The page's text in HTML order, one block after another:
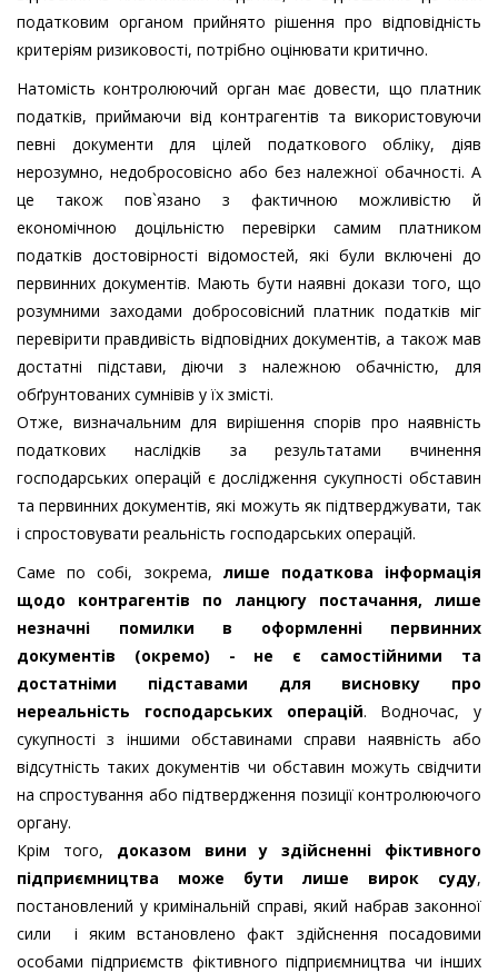
податковим органом прийнято рішення про відповідність
критеріям ризиковості, потрібно оцінювати критично.
Натомість контролюючий орган має довести, що платник
податків, приймаючи від контрагентів та використовуючи
певні документи для цілей податкового обліку, діяв
нерозумно, недобросовісно або без належної обачності. А
це також пов`язано з фактичною можливістю й
економічною доцільністю перевірки самим платником
податків достовірності відомостей, які були включені до
первинних документів. Мають бути наявні докази того, що
розумними заходами добросовісний платник податків міг
перевірити правдивість відповідних документів, а також мав
достатні підстави, діючи з належною обачністю, для
обґрунтованих сумнівів у їх змісті.
Отже, визначальним для вирішення спорів про наявність
податкових наслідків за результатами вчинення
господарських операцій є дослідження сукупності обставин
та первинних документів, які можуть як підтверджувати, так
і спростовувати реальність господарських операцій.
Саме по собі, зокрема, лише податкова інформація
щодо контрагентів по ланцюгу постачання, лише
незначні помилки в оформленні первинних
документів (окремо) - не є самостійними та
достатніми підставами для висновку про
нереальність господарських операцій. Водночас, у
сукупності з іншими обставинами справи наявність або
відсутність таких документів чи обставин можуть свідчити
на спростування або підтвердження позиції контролюючого
органу.
Крім того, доказом вини у здійсненні фіктивного
підприємництва може бути лише вирок суду,
постановлений у кримінальній справі, який набрав законної
сили і яким встановлено факт здійснення посадовими
особами підприємств фіктивного підприємництва чи інших